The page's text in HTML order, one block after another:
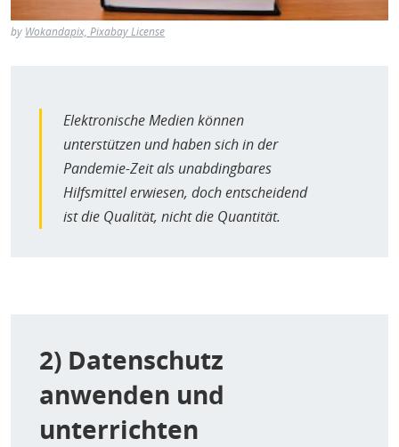
Digitalisierung ist kein pädagogisches Konzept(FAZ,
15.10.2020)
(Selbst)bewusste Fragen für Bildungseinrichtungen:
In wie weit ist künstliche Intelligenz involviert?
(Unblack The Box)
„Welche Rolle spielt KI in der Lern-Software? Welche
Entscheidungen werden von Algorithmen getroffen und
bzw. ohne unmittelbare Belohnungskopplung aus? Sind
diese (noch) vorgesehen? Wie rekonfiguriert KI das
Denken über Bildung/Lernen? Welches Verständnis von
Bildung/Lernen/gutem Unterricht liegt dem System
by Wokandapix, Pixabay License
Elektronische Medien können
unterstützen und haben sich in der
Pandemie-Zeit als unabdingbares
Hilfsmittel erwiesen, doch entscheidend
ist die Qualität, nicht die Quantität.
2) Datenschutz
anwenden und
unterrichten